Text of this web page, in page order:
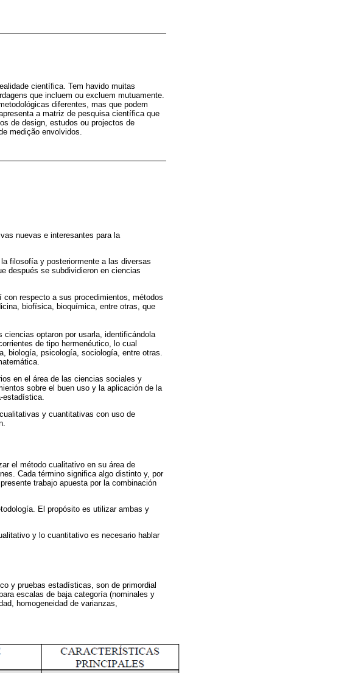
científica. Tem havido muitas
que incluem ou excluem mutuamente.
diferentes, mas que podem
a matriz de pesquisa científica que
de design, estudos ou projectos de
medição envolvidos.
nuevas e interesantes para la
filosofía y posteriormente a las diversas
después se subdividieron en ciencias
respecto a sus procedimientos, métodos
biofísica, bioquímica, entre otras, que
optaron por usarla, identificándola
de tipo hermenéutico, lo cual
biología, psicología, sociología, entre otras.
en el área de las ciencias sociales y
sobre el buen uso y la aplicación de la
estadística.
y cuantitativas con uso de
el método cualitativo en su área de
Cada término significa algo distinto y, por
trabajo apuesta por la combinación
El propósito es utilizar ambas y
y lo cuantitativo es necesario hablar
y pruebas estadísticas, son de primordial
escalas de baja categoría (nominales y
homogeneidad de varianzas,